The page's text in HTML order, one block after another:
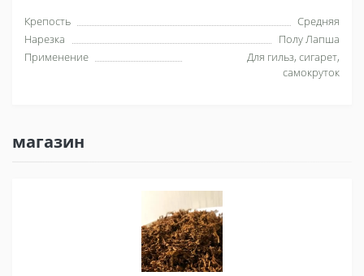
Крепость
Средняя
Нарезка
Полу Лапша
Применение
Для гильз, сигарет,
самокруток
магазин